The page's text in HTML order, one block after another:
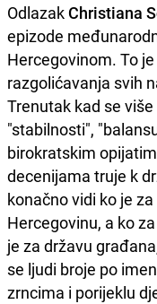
OdlazakChristiana
epizode
Hercegovinom. To
razgolićavanja svih
Trenutak kad se
"stabilnosti",
birokratskim
decenijama truje k
konačno vidi ko je
Hercegovinu, a ko
je za državu
se ljudi broje po
zrncima i porijeklu